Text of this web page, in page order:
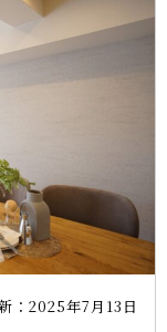
：2025年7月13日